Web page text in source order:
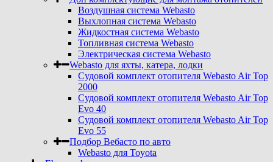
Воздушная система Webasto
Выхлопная система Webasto
Жидкостная система Webasto
Топливная система Webasto
Электрическая система Webasto
Webasto для яхты, катера, лодки
Судовой комплект отопителя Webasto Air Top
2000
Судовой комплект отопителя Webasto Air Top
Evo 40
Судовой комплект отопителя Webasto Air Top
Evo 55
Подбор Вебасто по авто
Webasto для Toyota